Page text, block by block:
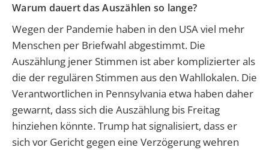
Warum dauert das Auszählen so lange?
Wegen der Pandemie haben in den USA viel mehr
Menschen per Briefwahl abgestimmt. Die
Auszählung jener Stimmen ist aber komplizierter als
die der regulären Stimmen aus den Wahllokalen. Die
Verantwortlichen in Pennsylvania etwa haben daher
gewarnt, dass sich die Auszählung bis Freitag
hinziehen könnte. Trump hat signalisiert, dass er
sich vor Gericht gegen eine Verzögerung wehren